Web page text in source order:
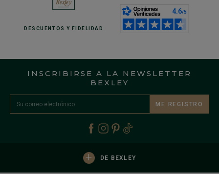
DESCUENTOS Y FIDELIDAD
INSCRIBIRSE A LA NEWSLETTER
BEXLEY
ME REGISTRO
+ DE BEXLEY